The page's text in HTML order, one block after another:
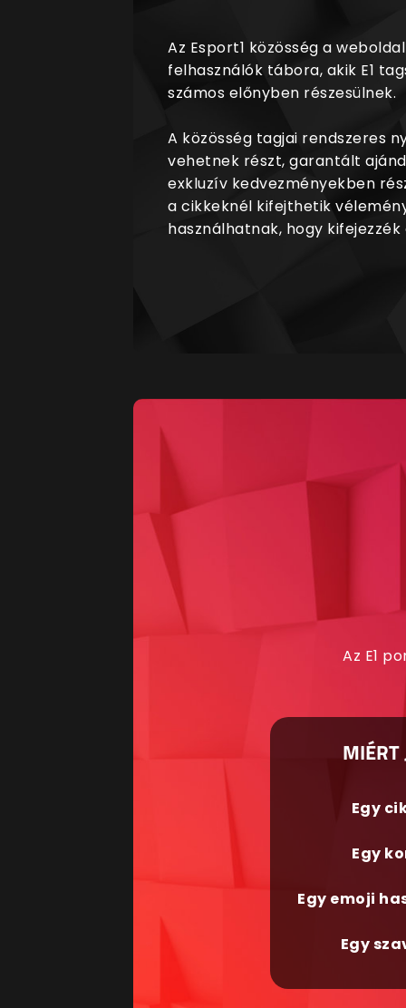
Az Esport1 közösség a
felhasználók tábora, akik E1
számos előnyben részesülnek.
A közösség tagjai rendszeres
vehetnek részt, garantált
exkluzív kedvezményekben
a cikkeknél kifejthetik
használhatnak, hogy
Az E1
MIÉRT
Egy
Egy
Egy emoji
Egy